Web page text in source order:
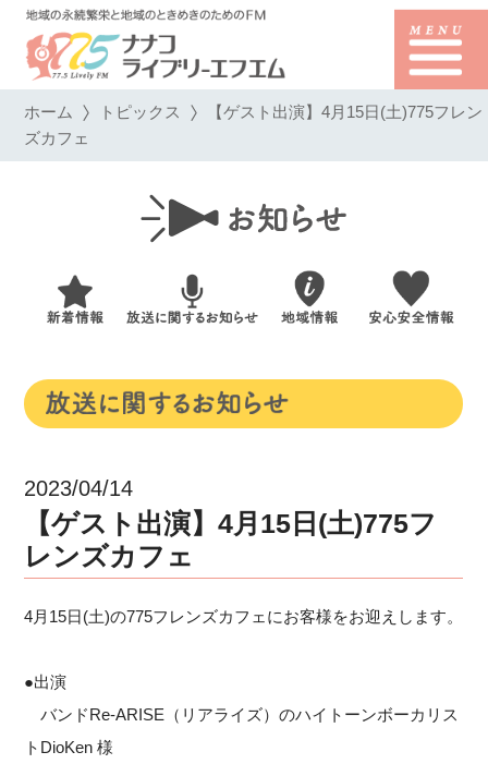
ホーム トピックス 【ゲスト出演】4月15日(土)775フレン
ズカフェ
2023/04/14
【ゲスト出演】4月15日(土)775フ
レンズカフェ
4月15日(土)の775フレンズカフェにお客様をお迎えします。
●出演
バンドRe-ARISE（リアライズ）のハイトーンボーカリス
トDioKen 様